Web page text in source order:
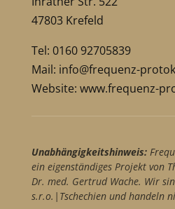
47803 Krefeld
Tel: 0160 92705839
Mail: info@frequenz-
Website: www.frequenz-
Unabhängigkeitshinweis:
ein eigenständiges Projekt von
Dr. med. Gertrud Wache. Wir
s.r.o.|Tschechien und handeln